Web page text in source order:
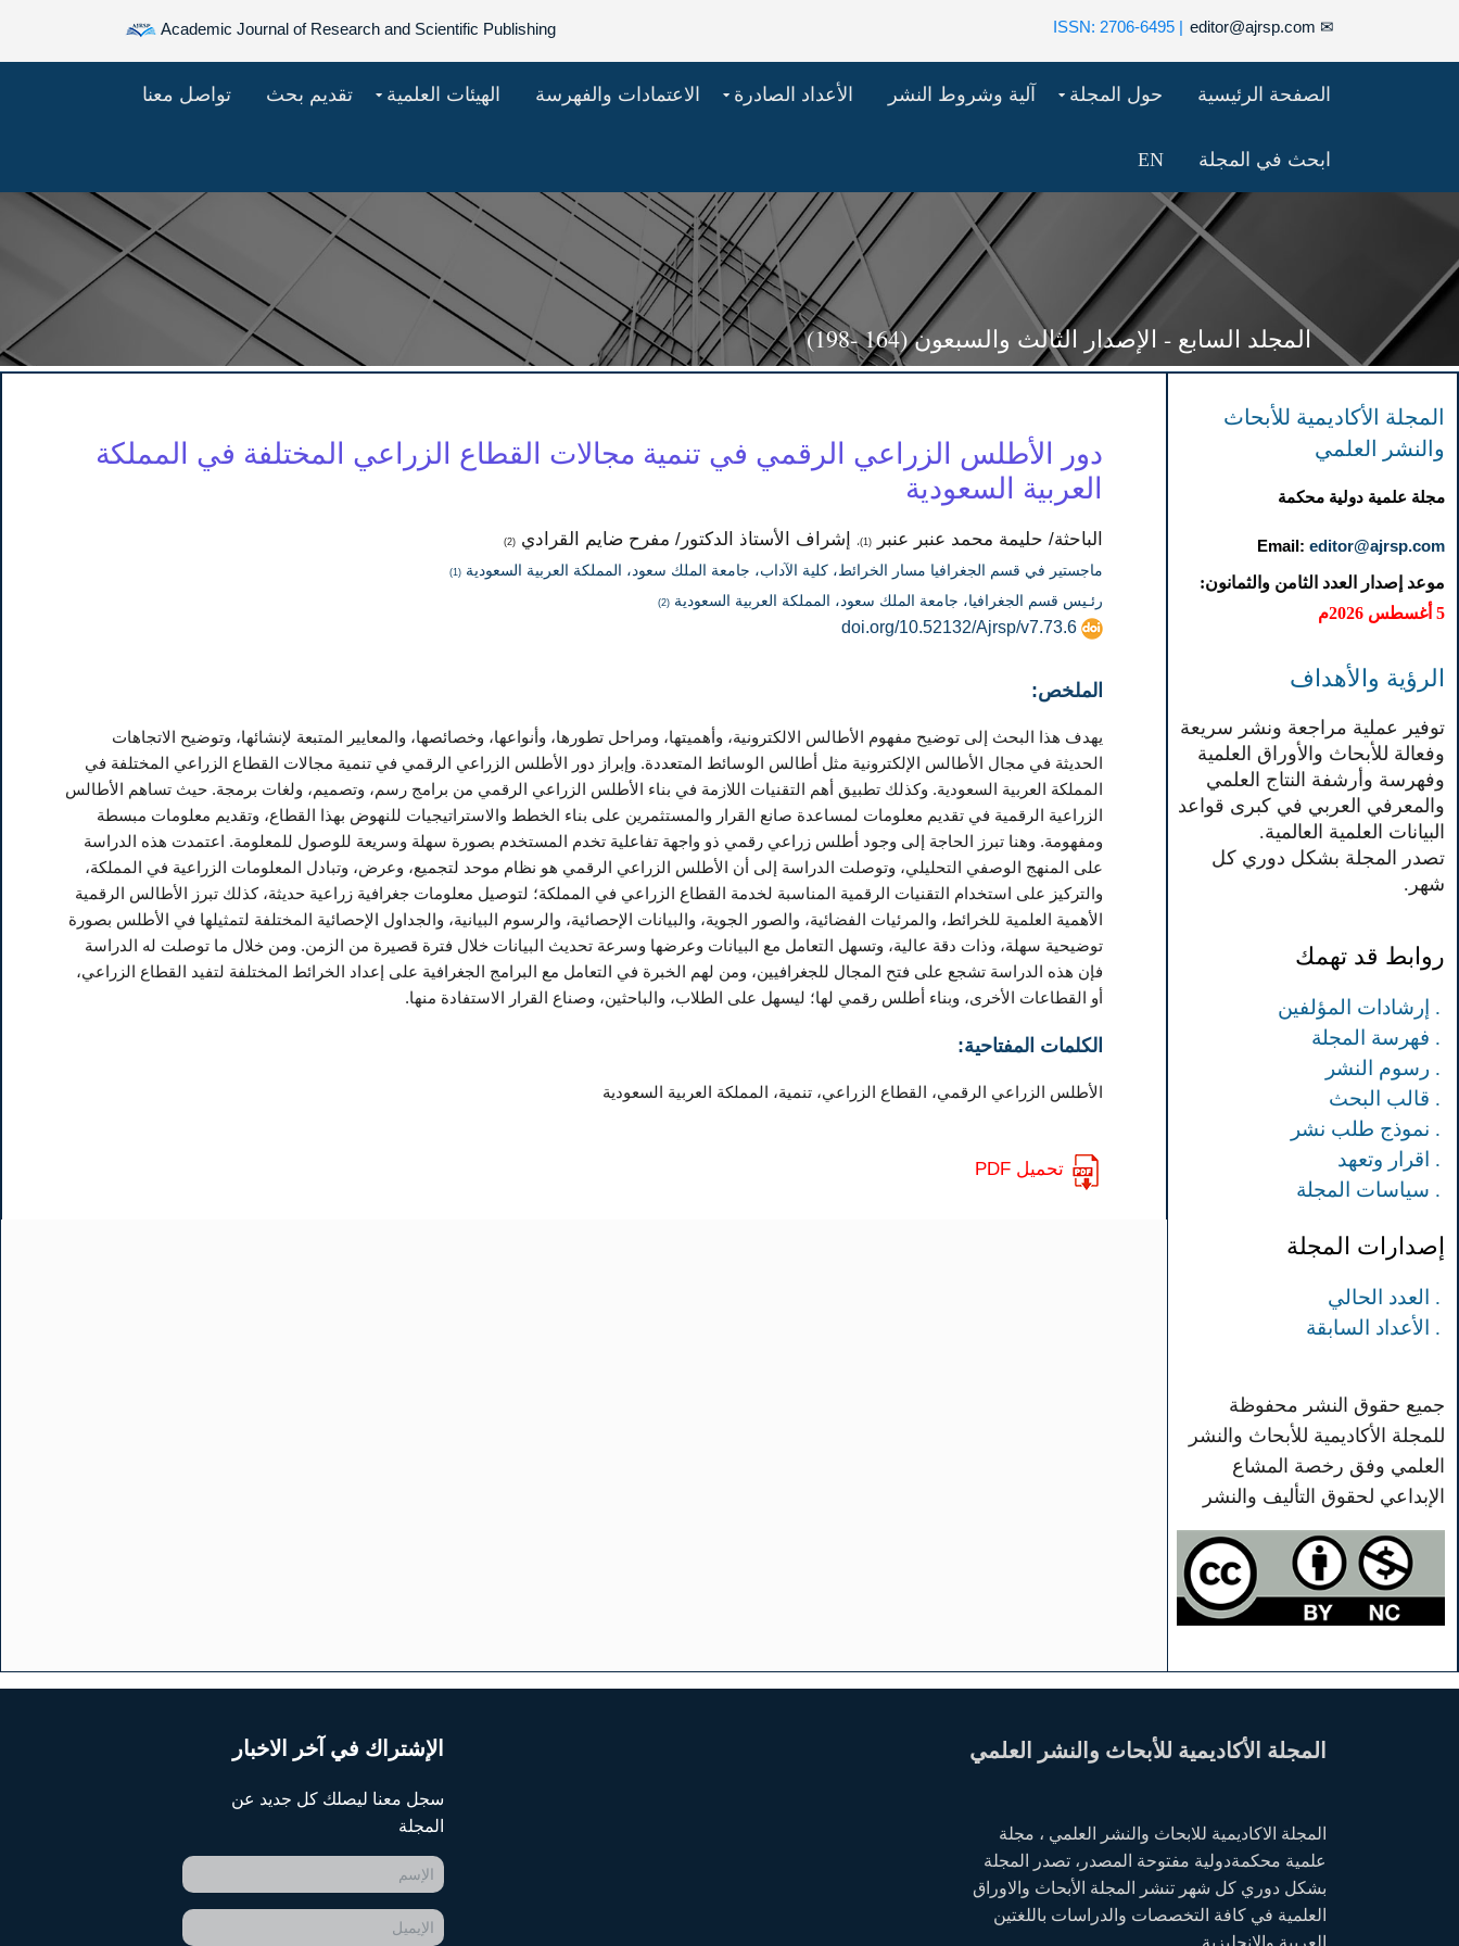
Academic Journal of Research and Scientific Publishing ✉
| ISSN: 2706-6495
الصفحة الرئيسية حول المجلة آلية وشروط النشر الأعداد الصادرة الاعتمادات والفهرسة الهيئات العلمية تقديم بحث تواصل معنا
ابحث في المجلة EN
المجلد السابع - الإصدار الثالث والسبعون (164 -198)
المجلة الأكاديمية للأبحاث
والنشر العلمي
مجلة علمية دولية محكمة
Email: editor@ajrsp.com
موعد إصدار العدد الثامن والثمانون:
5 أغسطس 2026م
الرؤية والأهداف
توفير عملية مراجعة ونشر سريعة
وفعالة للأبحاث والأوراق العلمية
وفهرسة وأرشفة النتاج العلمي
والمعرفي العربي في كبرى قواعد
البيانات العلمية العالمية.
تصدر المجلة بشكل دوري كل
شهر.
روابط قد تهمك
. إرشادات المؤلفين
. فهرسة المجلة
. رسوم النشر
. قالب البحث
. نموذج طلب نشر
. اقرار وتعهد
. سياسات المجلة
إصدارات المجلة
. العدد الحالي
. الأعداد السابقة
جميع حقوق النشر محفوظة
للمجلة الأكاديمية للأبحاث والنشر
العلمي وفق رخصة المشاع
الإبداعي لحقوق التأليف والنشر
دور الأطلس الزراعي الرقمي في تنمية مجالات القطاع الزراعي المختلفة في المملكة
العربية السعودية
الباحثة/ حليمة محمد عنبر عنبر (1)، إشراف الأستاذ الدكتور/ مفرح ضايم القرادي (2)
ماجستير في قسم الجغرافيا مسار الخرائط، كلية الآداب، جامعة الملك سعود، المملكة العربية السعودية (1)
رئـيس قسم الجغرافيا، جامعة الملك سعود، المملكة العربية السعودية (2)
doi.org/10.52132/Ajrsp/v7.73.6
الملخص:
يهدف هذا البحث إلى توضيح مفهوم الأطالس الالكترونية، وأهميتها، ومراحل تطورها، وأنواعها، وخصائصها، والمعايير المتبعة لإنشائها، وتوضيح الاتجاهات
الحديثة في مجال الأطالس الإلكترونية مثل أطالس الوسائط المتعددة. وإبراز دور الأطلس الزراعي الرقمي في تنمية مجالات القطاع الزراعي المختلفة في
المملكة العربية السعودية. وكذلك تطبيق أهم التقنيات اللازمة في بناء الأطلس الزراعي الرقمي من برامج رسم، وتصميم، ولغات برمجة. حيث تساهم الأطالس
الزراعية الرقمية في تقديم معلومات لمساعدة صانع القرار والمستثمرين على بناء الخطط والاستراتيجيات للنهوض بهذا القطاع، وتقديم معلومات مبسطة
ومفهومة. وهنا تبرز الحاجة إلى وجود أطلس زراعي رقمي ذو واجهة تفاعلية تخدم المستخدم بصورة سهلة وسريعة للوصول للمعلومة. اعتمدت هذه الدراسة
على المنهج الوصفي التحليلي، وتوصلت الدراسة إلى أن الأطلس الزراعي الرقمي هو نظام موحد لتجميع، وعرض، وتبادل المعلومات الزراعية في المملكة،
والتركيز على استخدام التقنيات الرقمية المناسبة لخدمة القطاع الزراعي في المملكة؛ لتوصيل معلومات جغرافية زراعية حديثة، كذلك تبرز الأطالس الرقمية
الأهمية العلمية للخرائط، والمرئيات الفضائية، والصور الجوية، والبيانات الإحصائية، والرسوم البيانية، والجداول الإحصائية المختلفة لتمثيلها في الأطلس بصورة
توضيحية سهلة، وذات دقة عالية، وتسهل التعامل مع البيانات وعرضها وسرعة تحديث البيانات خلال فترة قصيرة من الزمن. ومن خلال ما توصلت له الدراسة
فإن هذه الدراسة تشجع على فتح المجال للجغرافيين، ومن لهم الخبرة في التعامل مع البرامج الجغرافية على إعداد الخرائط المختلفة لتفيد القطاع الزراعي،
أو القطاعات الأخرى، وبناء أطلس رقمي لها؛ ليسهل على الطلاب، والباحثين، وصناع القرار الاستفادة منها.
الكلمات المفتاحية:
الأطلس الزراعي الرقمي، القطاع الزراعي، تنمية، المملكة العربية السعودية
تحميل PDF
المجلة الأكاديمية للأبحاث والنشر العلمي
المجلة الاكاديمية للابحاث والنشر العلمي ، مجلة
علمية محكمةدولية مفتوحة المصدر، تصدر المجلة
بشكل دوري كل شهر تنشر المجلة الأبحاث والاوراق
العلمية في كافة التخصصات والدراسات باللغتين
العربية والانجليزية
الإشتراك في آخر الاخبار
سجل معنا ليصلك كل جديد عن
المجلة